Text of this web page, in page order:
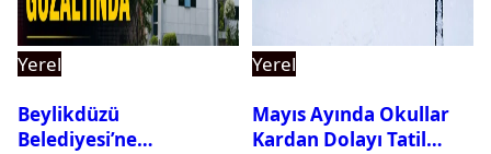
Yerel
Beylikdüzü
Belediyesi’ne
Yerel
Mayıs Ayında Okullar
Kardan Dolayı Tatil